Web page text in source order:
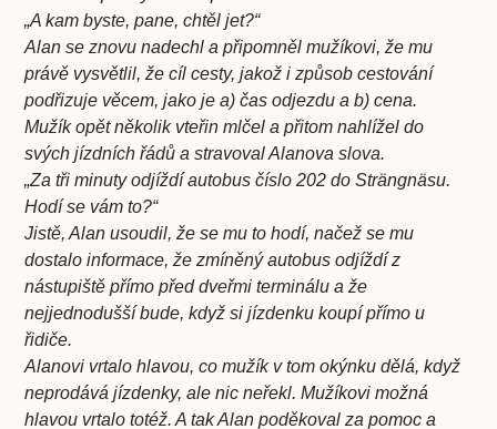
„A kam byste, pane, chtěl jet?“
Alan se znovu nadechl a připomněl mužíkovi, že mu
právě vysvětlil, že cíl cesty, jakož i způsob cestování
podřizuje věcem, jako je a) čas odjezdu a b) cena.
Mužík opět několik vteřin mlčel a přitom nahlížel do
svých jízdních řádů a stravoval Alanova slova.
„Za tři minuty odjíždí autobus číslo 202 do Strängnäsu.
Hodí se vám to?“
Jistě, Alan usoudil, že se mu to hodí, načež se mu
dostalo informace, že zmíněný autobus odjíždí z
nástupiště přímo před dveřmi terminálu a že
nejjednodušší bude, když si jízdenku koupí přímo u
řidiče.
Alanovi vrtalo hlavou, co mužík v tom okýnku dělá, když
neprodává jízdenky, ale nic neřekl. Mužíkovi možná
hlavou vrtalo totéž. A tak Alan poděkoval za pomoc a